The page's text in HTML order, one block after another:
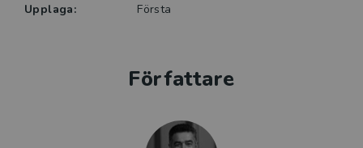
Upplaga:
Första
Författare